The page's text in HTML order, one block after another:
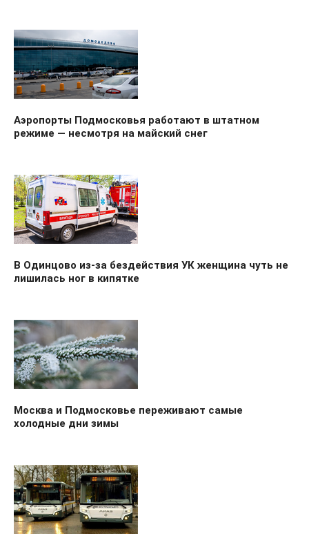
Аэропорты Подмосковья работают в штатном
режиме — несмотря на майский снег
В Одинцово из-за бездействия УК женщина чуть не
лишилась ног в кипятке
Москва и Подмосковье переживают самые
холодные дни зимы